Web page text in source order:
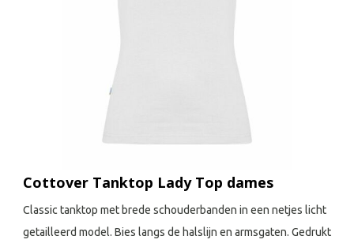
Cottover Tanktop Lady Top dames
Classic tanktop met brede schouderbanden in een netjes licht
getailleerd model. Bies langs de halslijn en armsgaten. Gedrukt